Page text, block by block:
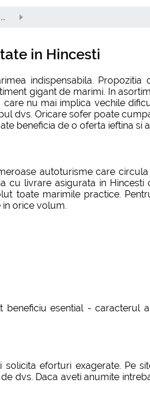
in Hincesti
indispensabila. Propozitia
gigant de marimi. In
nu mai implica vechile
dvs. Oricare sofer poate
beneficia de o oferta ieftina si
autoturisme care
cu livrare asigurata in
toate marimile practice.
orice volum.
esential - caracterul
eforturi exagerate. Pe
dvs. Daca aveti anumite